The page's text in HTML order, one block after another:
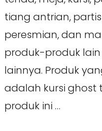
tiang antrian,
peresmian, dan
produk-produk
lainnya. Produk
adalah kursi ghost
produk ini …